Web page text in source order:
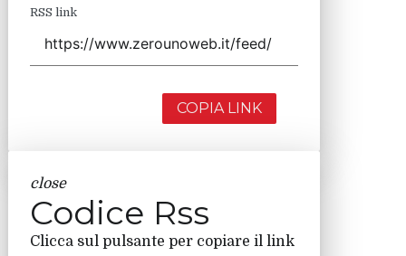
RSS link
COPIA LINK
close
Codice Rss
Clicca sul pulsante per copiare il link